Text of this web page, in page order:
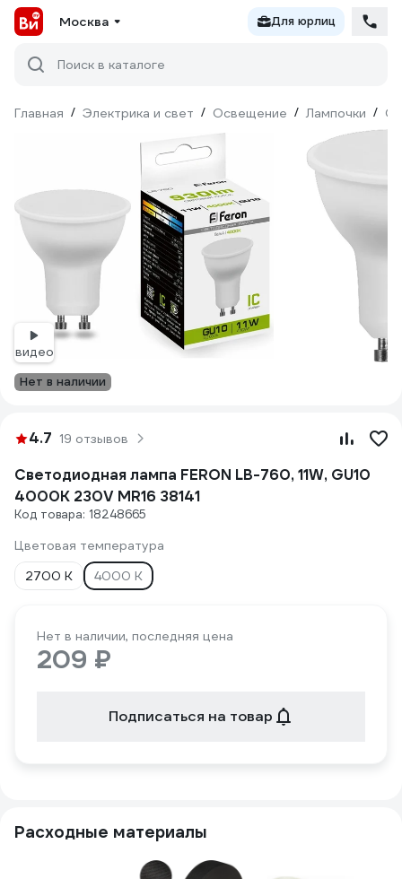
Москва Для юрлиц
Поиск в каталоге
Главная / Электрика и свет / Освещение / Лампочки /
видео
Нет в наличии
4.7 19 отзывов
Светодиодная лампа FERON LB-760, 11W, GU10
4000K 230V MR16 38141
Код товара: 18248665
Цветовая температура
2700 К
4000 К
Нет в наличии, последняя цена
209 ₽
Подписаться на товар
Расходные материалы